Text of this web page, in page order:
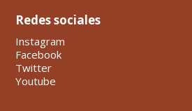
Redes sociales
Instagram
Facebook
Twitter
Youtube